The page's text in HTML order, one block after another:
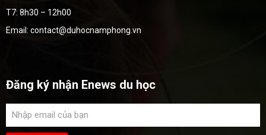
T7: 8h30 – 12h00
Email: contact@duhocnamphong.vn
Đăng ký nhận Enews du học